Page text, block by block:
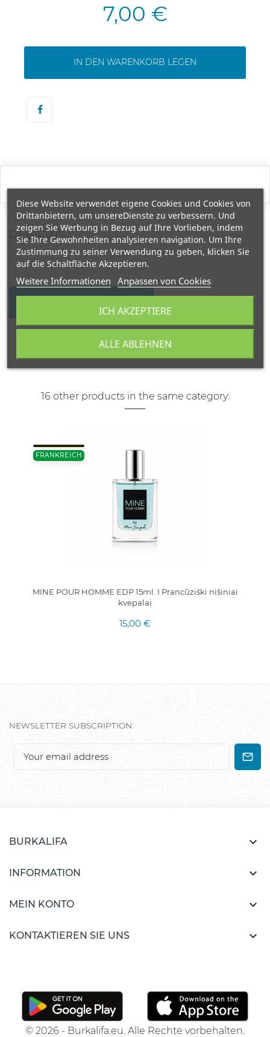
7,00 €
IN DEN WARENKORB LEGEN
REVIEWS
16 other products in the same category:
FRANKREICH
MINE POUR HOMME EDP 15ml. I Prancūziški nišiniai
kvepalai
15,00 €
NEWSLETTER SUBSCRIPTION
BURKALIFA 
INFORMATION 
MEIN KONTO 
KONTAKTIEREN SIE UNS 
© 2026 - Burkalifa.eu. Alle Rechte vorbehalten.
Diese Website verwendet eigene Cookies und Cookies von
Drittanbietern, um unsereDienste zu verbessern. Und
zeigen Sie Werbung in Bezug auf Ihre Vorlieben, indem
Sie Ihre Gewohnheiten analysieren navigation. Um Ihre
Zustimmung zu seiner Verwendung zu geben, klicken Sie
auf die Schaltfläche Akzeptieren.
Weitere Informationen Anpassen von Cookies
ALLE ABLEHNEN
ICH AKZEPTIERE